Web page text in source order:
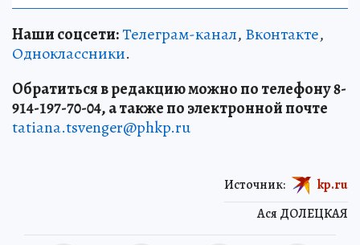
Наши соцсети:Телеграм-канал, Вконтакте,
Одноклассники.
Обратиться в редакцию можно по телефону 8-
914-197-70-04, а также по электронной почте
tatiana.tsvenger@phkp.ru
Ася ДОЛЕЦКАЯ
Источник: kp.ru